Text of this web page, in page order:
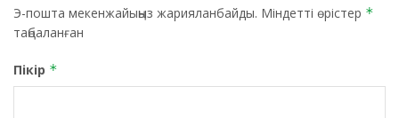
Э-пошта мекенжайыңыз жарияланбайды. Міндетті өрістер *
таңбаланған
Пікір *